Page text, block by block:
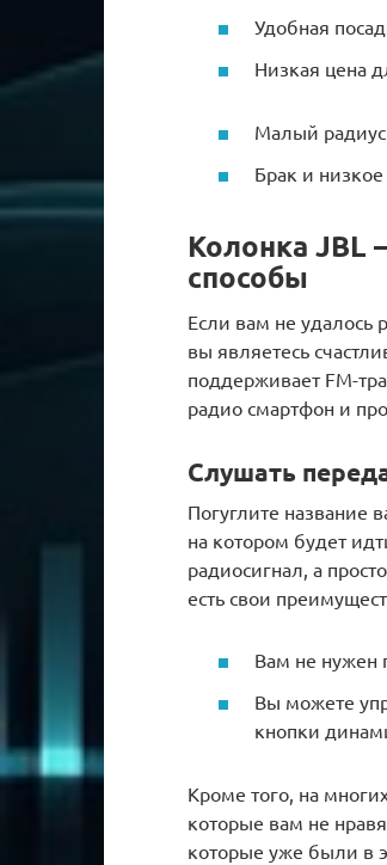
Удобная
Низкая цена
Малый
Брак и
Колонка JBL
способы
Если вам не удалось
вы являетесь
поддерживает FM-
радио смартфон и
Слушать
Погуглите название
на котором будет
радиосигнал, а
есть свои
Вам не нужен
Вы можете
кнопки
Кроме того, на
которые вам не
которые уже были в